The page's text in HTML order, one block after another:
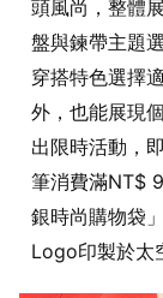
頭風尚，整體
盤與鍊帶主題
穿搭特色選擇
外，也能展現
出限時活動，
筆消費滿NT$
銀時尚購物袋
Logo印製於太